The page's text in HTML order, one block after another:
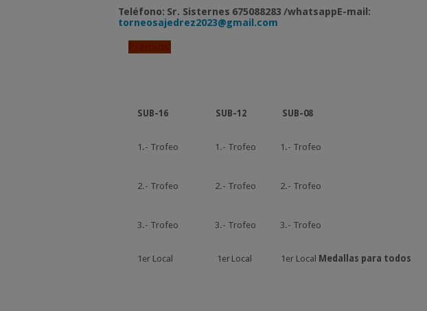
Teléfono: Sr. Sisternes 675088283 /whatsappE-mail:
torneosajedrez2023@gmail.com
Premios:
SUB-16 SUB-12 SUB-08
1.- Trofeo 1.- Trofeo 1.- Trofeo
2.- Trofeo 2.- Trofeo 2.- Trofeo
3.- Trofeo 3.- Trofeo 3.- Trofeo
1er Local 1er Local 1er Local Medallas para todos